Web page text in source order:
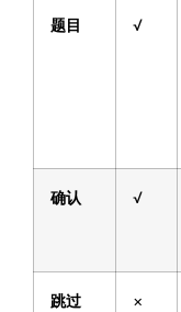
题目 √
确认 √
跳过 ×